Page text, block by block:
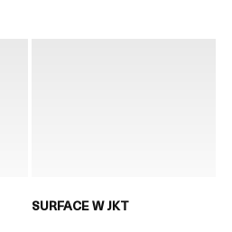
SURFACE W JKT